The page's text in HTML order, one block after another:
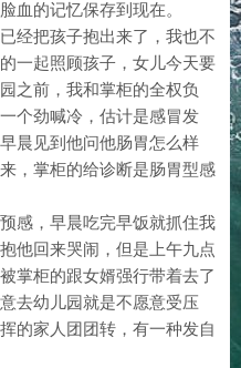
血的记忆保存到现在。
经把孩子抱出来了，我也不
一起照顾孩子，女儿今天要
之前，我和掌柜的全权负
个劲喊冷，估计是感冒发
晨见到他问他肠胃怎么样
，掌柜的给诊断是肠胃型感
感，早晨吃完早饭就抓住我
他回来哭闹，但是上午九点
掌柜的跟女婿强行带着去了
去幼儿园就是不愿意受压
的家人团团转，有一种发自